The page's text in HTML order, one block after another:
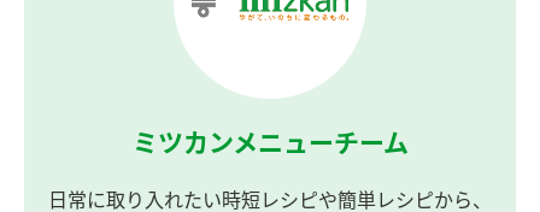
ミツカンメニューチーム
日常に取り入れたい時短レシピや簡単レシピから、